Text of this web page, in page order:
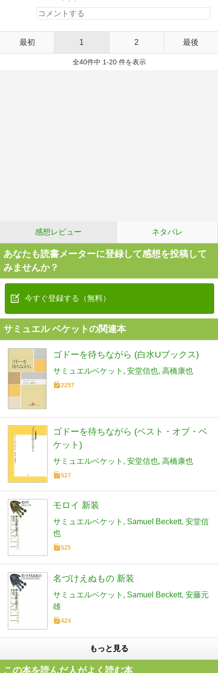
最初 1 2 最後
全40件中 1-20 件を表示
感想レビュー ネタバレ
あなたも読書メーターに登録して感想を投稿して
みませんか？
今すぐ登録する（無料）
サミュエル ベケットの関連本
ゴドーを待ちながら (白水Uブックス)
サミュエルベケット 安堂信也 高橋康也
2257
ゴドーを待ちながら (ベスト・オブ・ベ
ケット)
サミュエルベケット 安堂信也 高橋康也
527
モロイ 新装
サミュエルベケット Samuel Beckett 安堂信
也
525
名づけえぬもの 新装
サミュエルベケット Samuel Beckett 安藤元
雄
424
もっと見る
この本を読んだ人がよく読む本